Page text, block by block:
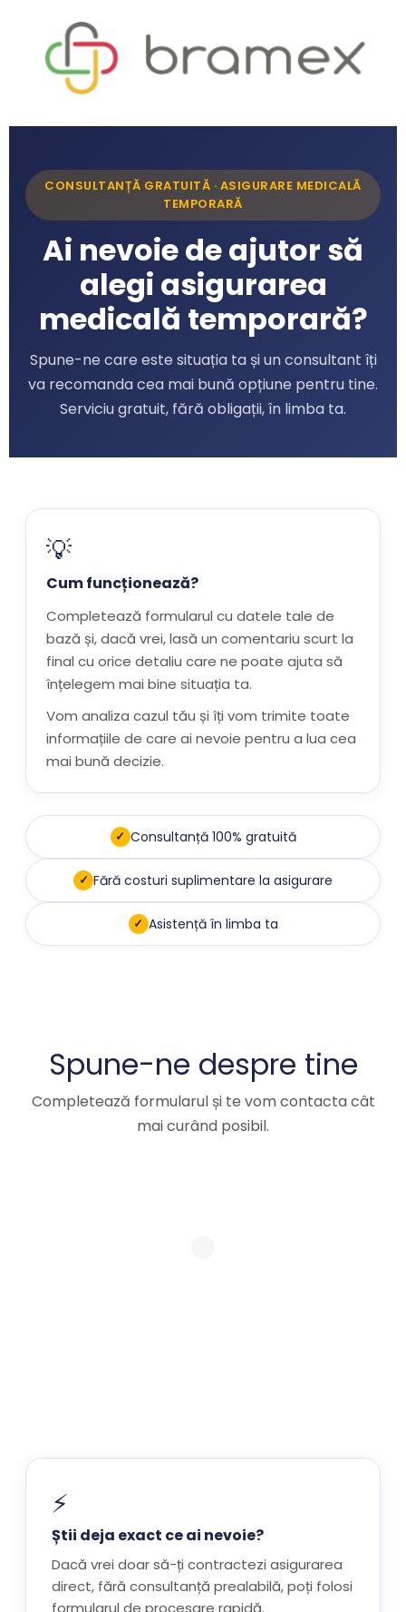
CONSULTANȚĂ GRATUITĂ · ASIGURARE MEDICALĂ
TEMPORARĂ
Ai nevoie de ajutor să
alegi asigurarea
medicală temporară?
Spune-ne care este situația ta și un consultant îți
va recomanda cea mai bună opțiune pentru tine.
Serviciu gratuit, fără obligații, în limba ta.
💡
Cum funcționează?
Completează formularul cu datele tale de
bază și, dacă vrei, lasă un comentariu scurt la
final cu orice detaliu care ne poate ajuta să
înțelegem mai bine situația ta.
Vom analiza cazul tău și îți vom trimite toate
informațiile de care ai nevoie pentru a lua cea
mai bună decizie.
✓ Consultanță 100% gratuită
✓ Fără costuri suplimentare la asigurare
✓ Asistență în limba ta
Spune-ne despre tine
Completează formularul și te vom contacta cât
mai curând posibil.
⚡
Știi deja exact ce ai nevoie?
Dacă vrei doar să-ți contractezi asigurarea
direct, fără consultanță prealabilă, poți folosi